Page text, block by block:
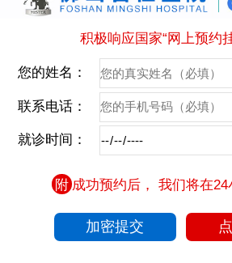
积极响应国家“网上预约
您的姓名：
联系电话：
就诊时间：
附 成功预约后， 我们将在24